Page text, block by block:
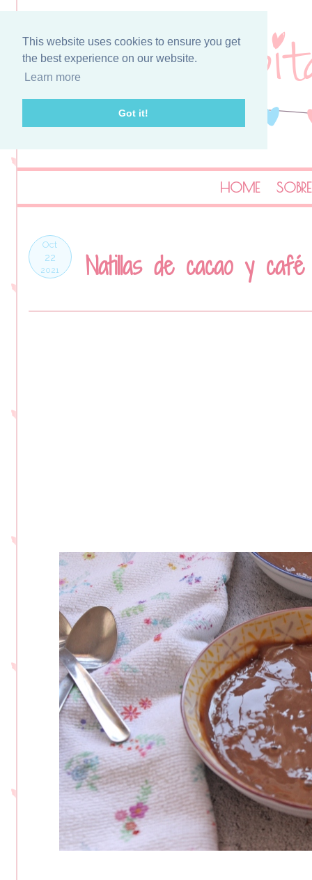
This website uses cookies to ensure you get
the best experience on our website.
Learn more
Got it!
HOME
Oct
22
2021 Natillas de cacao y café